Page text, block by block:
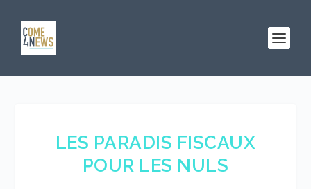
LES PARADIS FISCAUX
POUR LES NULS